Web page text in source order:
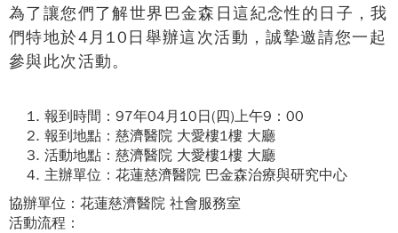
為了讓您們了解世界巴金森日這紀念性的日子，我
們特地於4月10日舉辦這次活動，誠摯邀請您一起
參與此次活動。
報到時間：97年04月10日(四)上午9：00
報到地點：慈濟醫院 大愛樓1樓 大廳
活動地點：慈濟醫院 大愛樓1樓 大廳
主辦單位：花蓮慈濟醫院 巴金森治療與研究中心
協辦單位：花蓮慈濟醫院 社會服務室
活動流程：